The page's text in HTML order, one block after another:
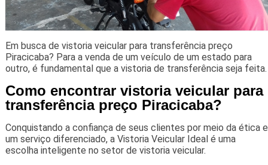
Em busca de vistoria veicular para transferência preço
Piracicaba? Para a venda de um veículo de um estado para
outro, é fundamental que a vistoria de transferência seja feita.
Como encontrar vistoria veicular para
transferência preço Piracicaba?
Conquistando a confiança de seus clientes por meio da ética e
um serviço diferenciado, a Vistoria Veicular Ideal é uma
escolha inteligente no setor de vistoria veicular.